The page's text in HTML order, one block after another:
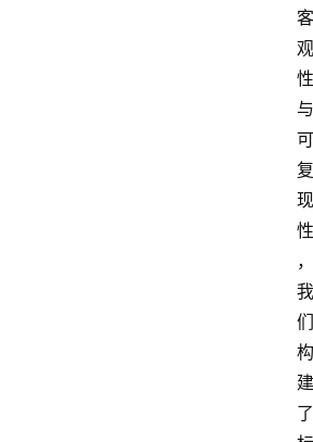
客
观
性
与
可
复
现
性
，
我
们
构
建
了